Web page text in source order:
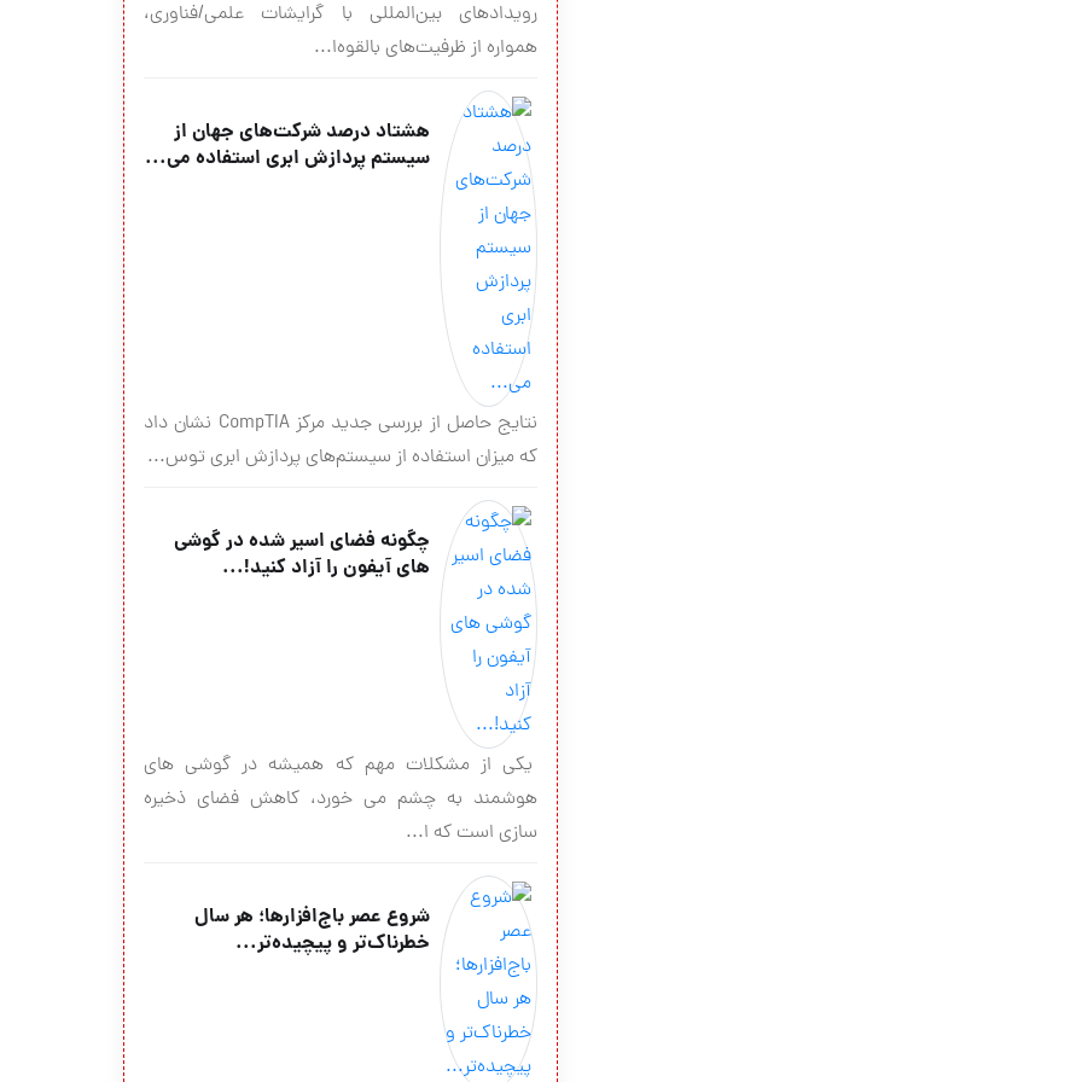
رویدادهای بين‌المللى با گرايشات علمی/فناوري،
همواره از ظرفیت‌های بالقوه‌ا...
هشتاد درصد شرکت‌های جهان از
سیستم پردازش ابری استفاده می‌...
نتایج حاصل از بررسی جدید مرکز CompTIA نشان داد
که میزان استفاده از سیستم‌های پردازش ابری توس...
چگونه فضای اسیر شده در گوشی
های آیفون را آزاد کنید!...
یکی از مشکلات مهم که همیشه در گوشی های
هوشمند به چشم می خورد، کاهش فضای ذخیره
سازی است که ا...
شروع عصر باج‌افزارها؛ هر سال
خطرناک‌تر و پیچیده‌تر...